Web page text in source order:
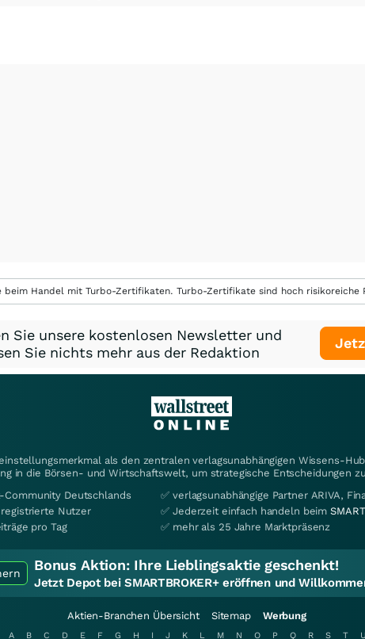
Handel mit Turbo-Zertifikaten. Turbo-Zertifikate sind hoch
Sie unsere kostenlosen Newsletter und
Sie nichts mehr aus der Redaktion
als den zentralen verlagsunabhängigen Wissens-
in die Börsen- und Wirtschaftswelt, um strategische Entscheidungen
Community Deutschlands
Nutzer
pro Tag
✅ verlagsunabhängige Partner ARIVA,
✅ Jederzeit einfach handeln beim
✅ mehr als 25 Jahre Marktpräsenz
Bonus Aktion: Ihre Lieblingsaktie geschenkt!
Jetzt Depot bei SMARTBROKER+ eröffnen und
Aktien-Branchen Übersicht Sitemap Werbung
A B C D E F G H I J K L M N O P Q R S T